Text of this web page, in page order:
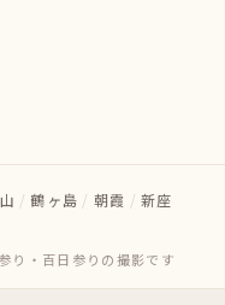
/ 鶴ヶ島 / 朝霞 / 新座
り・百日参りの撮影です